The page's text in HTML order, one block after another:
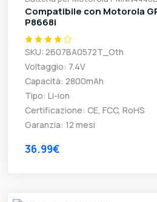
Compatibile con Motorola
P8668i
SKU: 2607BA0572T_Oth
Voltaggio: 7.4V
Capacità: 2800mAh
Tipo: Li-ion
Certificazione: CE, FCC, RoHS
Garanzia: 12 mesi
36.99€